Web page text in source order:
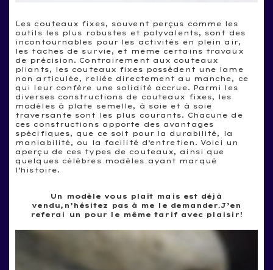
Les couteaux fixes, souvent perçus comme les
outils les plus robustes et polyvalents, sont des
incontournables pour les activités en plein air,
les tâches de survie, et même certains travaux
de précision. Contrairement aux couteaux
pliants, les couteaux fixes possèdent une lame
non articulée, reliée directement au manche, ce
qui leur confère une solidité accrue. Parmi les
diverses constructions de couteaux fixes, les
modèles à plate semelle, à soie et à soie
traversante sont les plus courants. Chacune de
ces constructions apporte des avantages
spécifiques, que ce soit pour la durabilité, la
maniabilité, ou la facilité d’entretien. Voici un
aperçu de ces types de couteaux, ainsi que
quelques célèbres modèles ayant marqué
l’histoire.
Un modèle vous plaît mais est déjà
vendu,n’hésitez pas à me le demander.J’en
referai un pour le même tarif avec plaisir!